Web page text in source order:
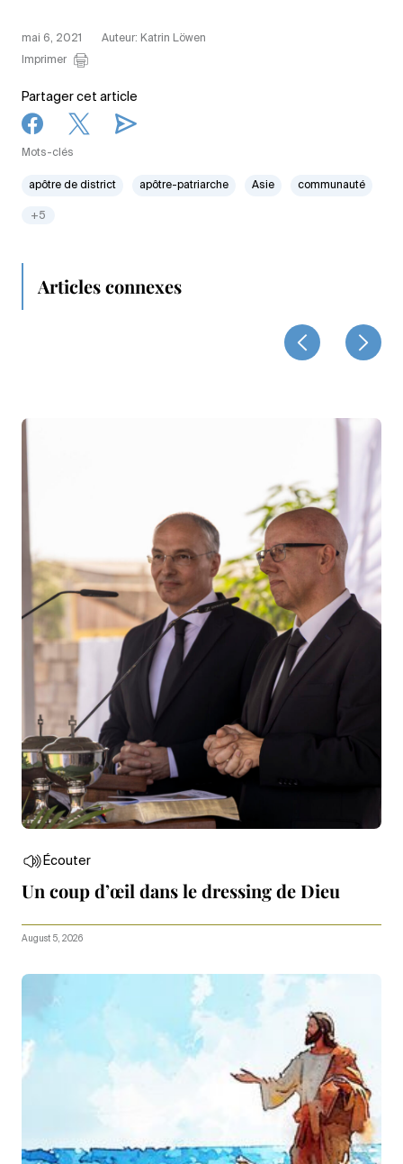
mai 6, 2021
Auteur: Katrin Löwen
Imprimer
Partager cet article
Mots-clés
apôtre de district apôtre-patriarche Asie communauté
+5
Articles connexes
Écouter
Un coup d’œil dans le dressing de Dieu
August 5, 2026